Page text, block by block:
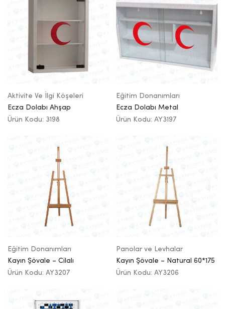
Aktivite Ve İlgi Köşeleri
Ecza Dolabı Ahşap
Ürün Kodu: 3198
Eğitim Donanımları
Ecza Dolabı Metal
Ürün Kodu: AY3197
Eğitim Donanımları
Kayın Şövale – Cilalı
Ürün Kodu: AY3207
Panolar ve Levhalar
Kayın Şövale – Natural 60*175
Ürün Kodu: AY3206